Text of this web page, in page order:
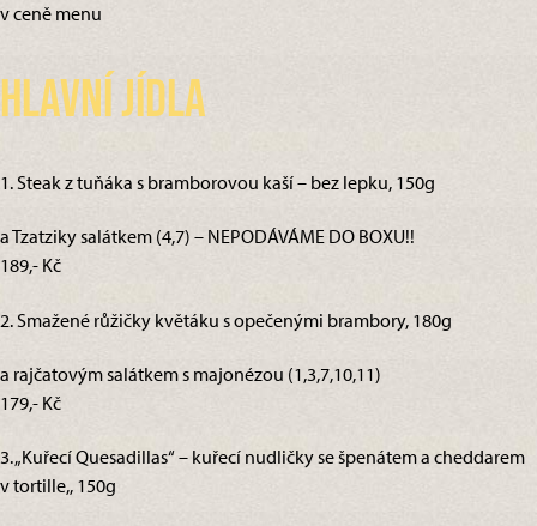
v ceně menu
Hlavní jídla
1. Steak z tuňáka s bramborovou kaší – bez lepku, 150g
a Tzatziky salátkem (4,7) – NEPODÁVÁME DO BOXU!!
189,- Kč
2. Smažené růžičky květáku s opečenými brambory, 180g
a rajčatovým salátkem s majonézou (1,3,7,10,11)
179,- Kč
3. „Kuřecí Quesadillas“ – kuřecí nudličky se špenátem a cheddarem
v tortille,, 150g